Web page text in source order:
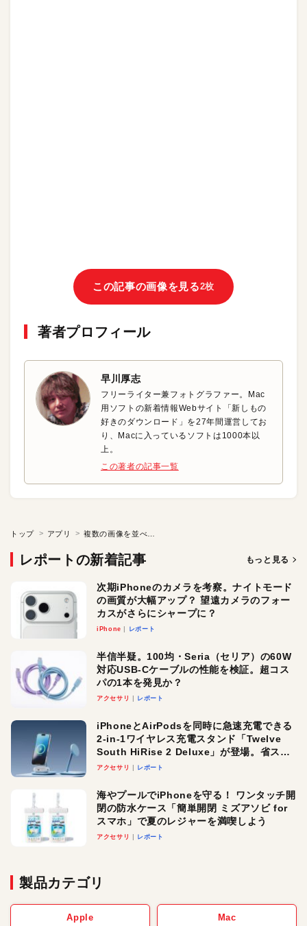
この記事の画像を見る2枚
著者プロフィール
早川厚志
フリーライター兼フォトグラファー。Mac
用ソフトの新着情報Webサイト「新しもの
好きのダウンロード」を27年間運営してお
り、Macに入っているソフトは1000本以
上。
この著者の記事一覧
トップ アプリ
レポートの新着記事 もっと見る
次期iPhoneのカメラを考察。ナイトモード
の画質が大幅アップ？ 望遠カメラのフォー
カスがさらにシャープに？
iPhone レポート
半信半疑。100均・Seria（セリア）の60W
対応USB-Cケーブルの性能を検証。超コス
パの1本を発見か？
アクセサリ レポート
iPhoneとAirPodsを同時に急速充電できる
2-in-1ワイヤレス充電スタンド「Twelve
South HiRise 2 Deluxe」が登場。省スペ
ースでおしゃれに充電したい人にオスス
アクセサリ レポート
海やプールでiPhoneを守る！ ワンタッチ開
閉の防水ケース「簡単開閉 ミズアソビ for
スマホ」で夏のレジャーを満喫しよう
アクセサリ レポート
製品カテゴリ
Apple Mac